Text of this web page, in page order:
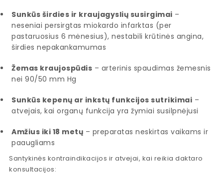
Sunkūs širdies ir kraujagyslių susirgimai –
neseniai persirgtas miokardo infarktas (per
pastaruosius 6 mėnesius), nestabili krūtinės angina,
širdies nepakankamumas
Žemas kraujospūdis – arterinis spaudimas žemesnis
nei 90/50 mm Hg
Sunkūs kepenų ar inkstų funkcijos sutrikimai –
atvejais, kai organų funkcija yra žymiai susilpnėjusi
Amžius iki 18 metų – preparatas neskirtas vaikams ir
paaugliams
Santykinės kontraindikacijos ir atvejai, kai reikia daktaro
konsultacijos: